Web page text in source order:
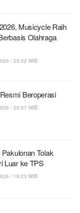
Musicycle Raih
Olahraga
/ 23:32 WIB
Beroperasi
/ 20:07 WIB
Tolak
Luar ke TPS
/ 18:23 WIB